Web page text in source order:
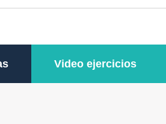
Video ejercicios